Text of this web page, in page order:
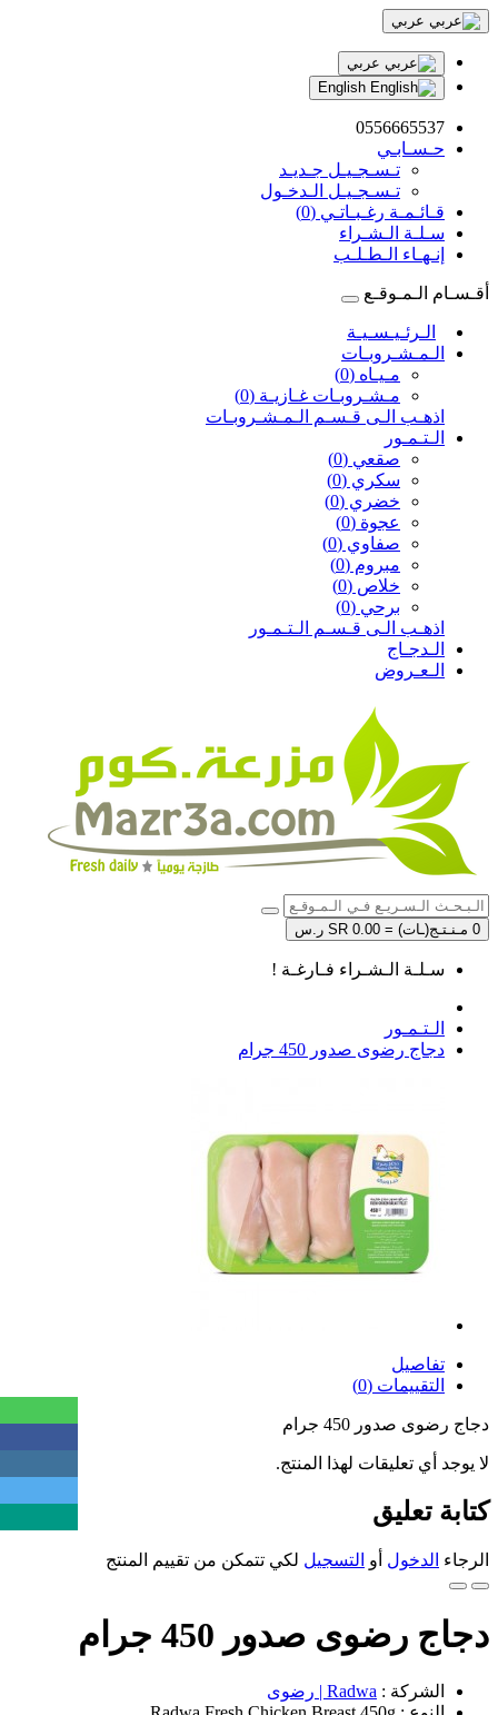
عربي
عربي
0556665537
حـسـابـي
تـسـجـيـل جـديـد
تـسـجـيـل الـدخـول
قـائـمـة رغـبـاتـي (0)
سـلـة الـشـراء
إنـهـاء الـطـلـب
أقـسـام الـمـوقـع
الـرئـيـسـيـة
الـمـشـروبـات
مـيـاه (0)
مـشـروبـات غـازيـة (0)
اذهـب الـى قـسـم الـمـشـروبـات
الـتـمـور
صقعي (0)
سكري (0)
خضري (0)
عجوة (0)
صفاوي (0)
مبروم (0)
خلاص (0)
برحي (0)
اذهـب الـى قـسـم الـتـمـور
الـدجـاج
الـعـروض
0 مـنـتـج(ـات) = SR 0.00 ر.س
سـلـة الـشـراء فـارغـة !
الـتـمـور
دجاج رضوى صدور 450 جرام
تفاصيل
التقييمات (0)
دجاج رضوى صدور 450 جرام
لا يوجد أي تعليقات لهذا المنتج.
كتابة تعليق
الرجاء الدخول أو التسجيل لكي تتمكن من تقييم المنتج
دجاج رضوى صدور 450 جرام
الشركة : Radwa | رضوى